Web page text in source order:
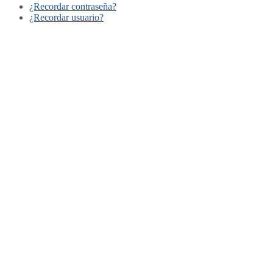
¿Recordar contraseña?
¿Recordar usuario?